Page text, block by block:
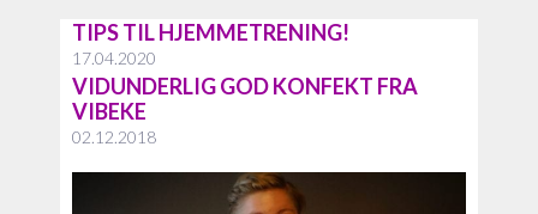
TIPS TIL HJEMMETRENING!
17.04.2020
VIDUNDERLIG GOD KONFEKT FRA
VIBEKE
02.12.2018